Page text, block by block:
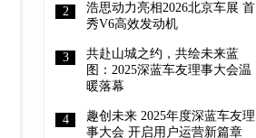
浩思动力亮相2026北京车展 首
秀V6高效发动机
共赴山城之约，共绘未来蓝
图：2025深蓝车友理事大会温
暖落幕
趣创未来 2025年度深蓝车友理
事大会 开启用户运营新篇章